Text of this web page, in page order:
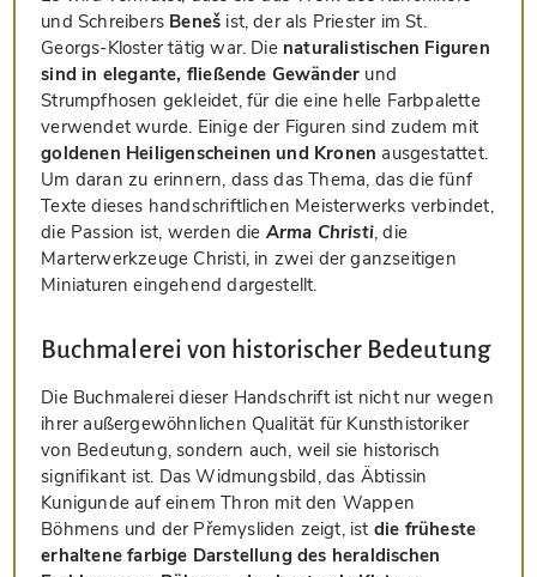
und Schreibers Beneš ist, der als Priester im St.
Georgs-Kloster tätig war. Die naturalistischen Figuren
sind in elegante, fließende Gewänder und
Strumpfhosen gekleidet, für die eine helle Farbpalette
verwendet wurde. Einige der Figuren sind zudem mit
goldenen Heiligenscheinen und Kronen ausgestattet.
Um daran zu erinnern, dass das Thema, das die fünf
Texte dieses handschriftlichen Meisterwerks verbindet,
die Passion ist, werden die Arma Christi, die
Marterwerkzeuge Christi, in zwei der ganzseitigen
Miniaturen eingehend dargestellt.
Buchmalerei von historischer Bedeutung
Die Buchmalerei dieser Handschrift ist nicht nur wegen
ihrer außergewöhnlichen Qualität für Kunsthistoriker
von Bedeutung, sondern auch, weil sie historisch
signifikant ist. Das Widmungsbild, das Äbtissin
Kunigunde auf einem Thron mit den Wappen
Böhmens und der Přemysliden zeigt, ist die früheste
erhaltene farbige Darstellung des heraldischen